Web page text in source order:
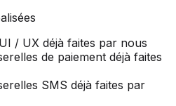
/ UX déjà faites par nous
de paiement déjà faites
SMS déjà faites par